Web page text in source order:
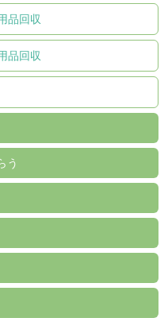
品回収
品回収
う